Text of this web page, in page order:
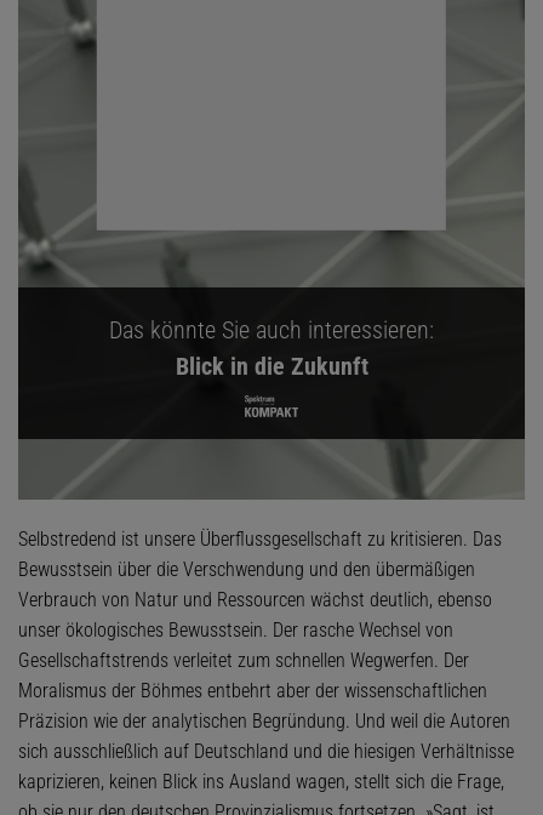
Das könnte Sie auch interessieren:
Blick in die Zukunft
Selbstredend ist unsere Überflussgesellschaft zu kritisieren. Das
Bewusstsein über die Verschwendung und den übermäßigen
Verbrauch von Natur und Ressourcen wächst deutlich, ebenso
unser ökologisches Bewusstsein. Der rasche Wechsel von
Gesellschaftstrends verleitet zum schnellen Wegwerfen. Der
Moralismus der Böhmes entbehrt aber der wissenschaftlichen
Präzision wie der analytischen Begründung. Und weil die Autoren
sich ausschließlich auf Deutschland und die hiesigen Verhältnisse
kaprizieren, keinen Blick ins Ausland wagen, stellt sich die Frage,